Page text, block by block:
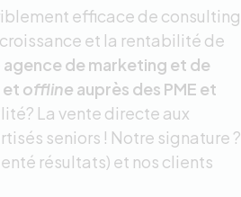
efficace de consulting
et la rentabilité de
agence de marketing et de
et offline auprès des PME et
La vente directe aux
seniors ! Notre signature ?
résultats) et nos clients